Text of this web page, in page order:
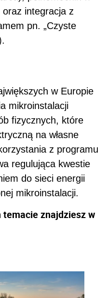
integracja z
pn. „Czyste
w Europie
mikroinstalacji
fizycznych, które
na własne
z programu
regulująca kwestie
do sieci energii
mikroinstalacji.
znajdziesz w